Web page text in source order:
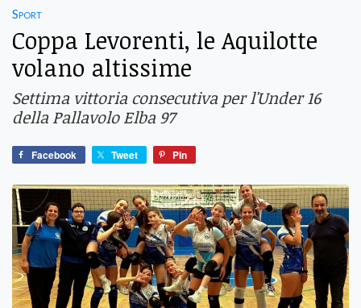
Sport
Coppa Levorenti, le Aquilotte
volano altissime
Settima vittoria consecutiva per l'Under 16
della Pallavolo Elba 97
Facebook Tweet Pin